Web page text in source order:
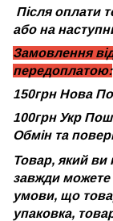
Після оплати
або на
Замовлення
передоплатою:
150грн Нова
100грн Укр
Обмін та
Товар, який ви
завжди можете
умови, що
упаковка,